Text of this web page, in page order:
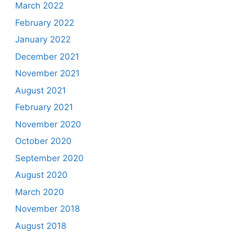
March 2022
February 2022
January 2022
December 2021
November 2021
August 2021
February 2021
November 2020
October 2020
September 2020
August 2020
March 2020
November 2018
August 2018